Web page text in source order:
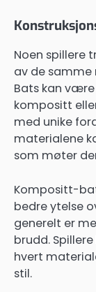
Noen spillere
av de samme
Bats kan
kompositt
med unike
materialene
som møter
Kompositt-
bedre ytelse
generelt er
brudd.
hvert
stil.